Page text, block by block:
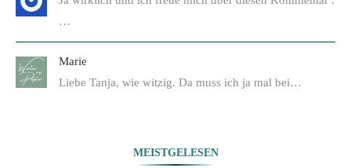
…
Marie
Liebe Tanja, wie witzig. Da muss ich ja mal bei…
MEISTGELESEN